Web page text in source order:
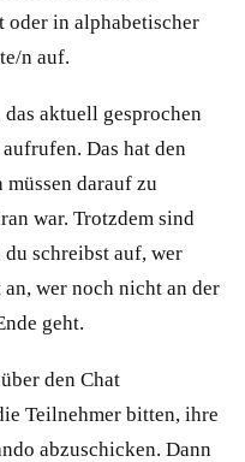
oder in alphabetischer
n auf.
aktuell gesprochen
Das hat den
darauf zu
war. Trotzdem sind
schreibst auf, wer
wer noch nicht an der
geht.
den Chat
Teilnehmer bitten, ihre
abzuschicken. Dann